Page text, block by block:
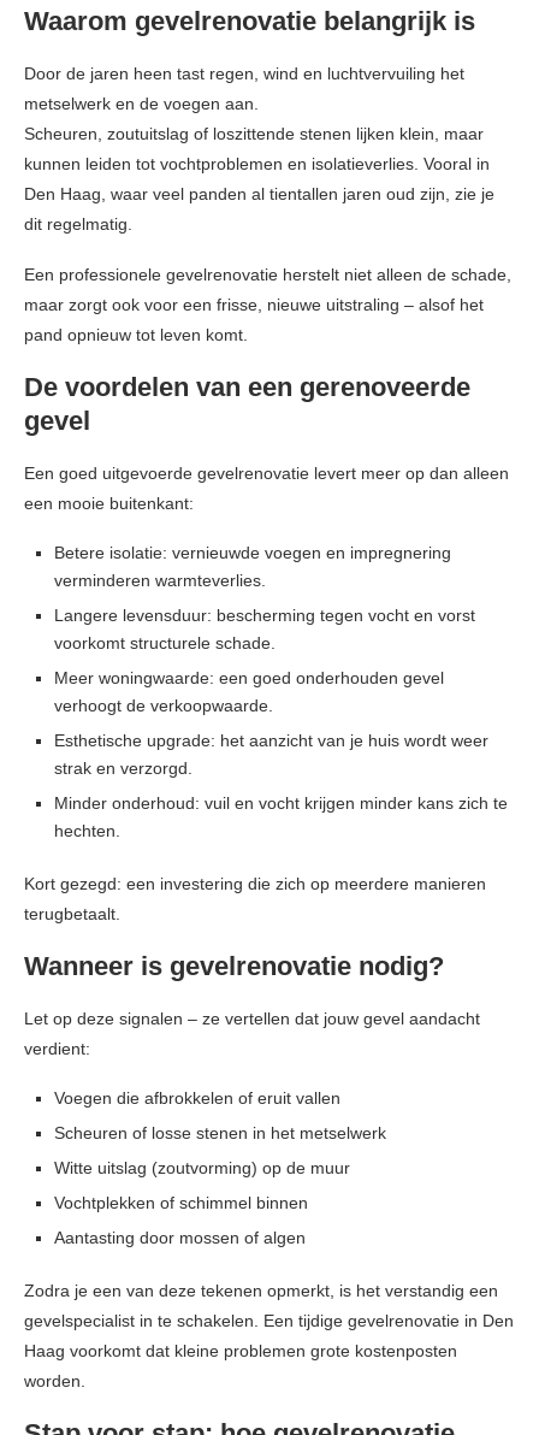
Waarom gevelrenovatie belangrijk is
Door de jaren heen tast regen, wind en luchtvervuiling het
metselwerk en de voegen aan.
Scheuren, zoutuitslag of loszittende stenen lijken klein, maar
kunnen leiden tot vochtproblemen en isolatieverlies. Vooral in
Den Haag, waar veel panden al tientallen jaren oud zijn, zie je
dit regelmatig.
Een professionele gevelrenovatie herstelt niet alleen de schade,
maar zorgt ook voor een frisse, nieuwe uitstraling – alsof het
pand opnieuw tot leven komt.
De voordelen van een gerenoveerde
gevel
Een goed uitgevoerde gevelrenovatie levert meer op dan alleen
een mooie buitenkant:
Betere isolatie: vernieuwde voegen en impregnering
verminderen warmteverlies.
Langere levensduur: bescherming tegen vocht en vorst
voorkomt structurele schade.
Meer woningwaarde: een goed onderhouden gevel
verhoogt de verkoopwaarde.
Esthetische upgrade: het aanzicht van je huis wordt weer
strak en verzorgd.
Minder onderhoud: vuil en vocht krijgen minder kans zich te
hechten.
Kort gezegd: een investering die zich op meerdere manieren
terugbetaalt.
Wanneer is gevelrenovatie nodig?
Let op deze signalen – ze vertellen dat jouw gevel aandacht
verdient:
Voegen die afbrokkelen of eruit vallen
Scheuren of losse stenen in het metselwerk
Witte uitslag (zoutvorming) op de muur
Vochtplekken of schimmel binnen
Aantasting door mossen of algen
Zodra je een van deze tekenen opmerkt, is het verstandig een
gevelspecialist in te schakelen. Een tijdige gevelrenovatie in Den
Haag voorkomt dat kleine problemen grote kostenposten
worden.